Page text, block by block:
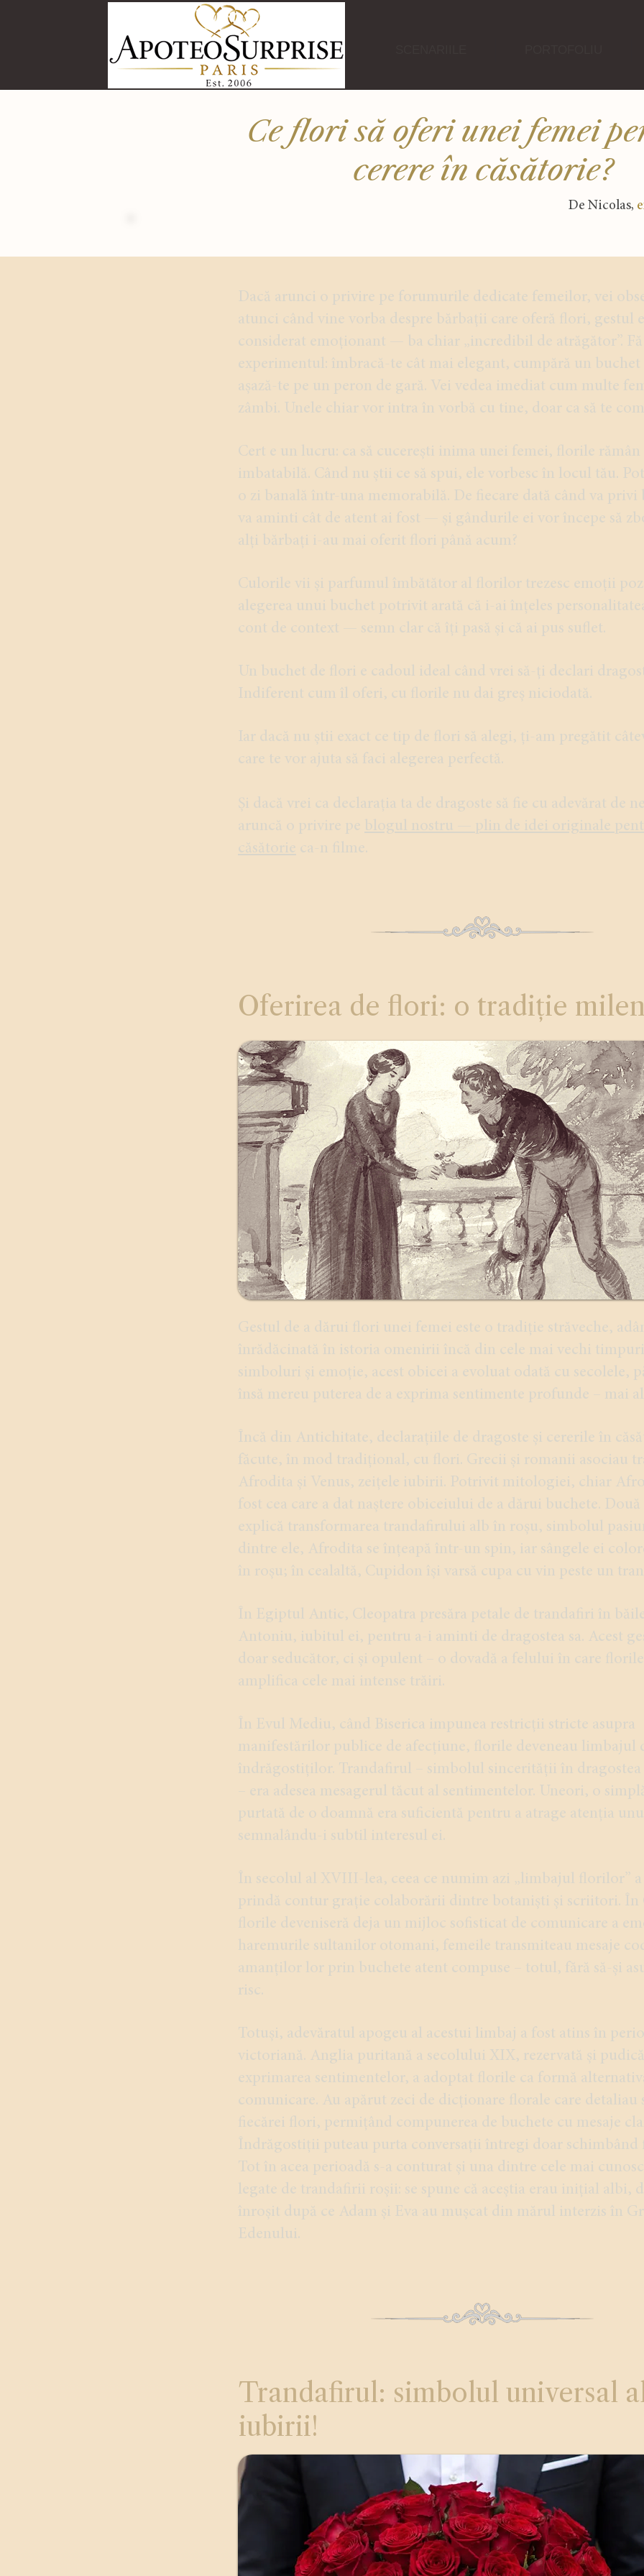
Ce flori să oferi unei femei
cerere în căsătorie?
De Nicolas,
Dacă arunci o privire pe forumurile dedicate femeilor, vei
atunci când vine vorba despre bărbații care oferă flori, gestul
considerat emoționant — ba chiar „incredibil de atrăgător”.
experimentul: îmbracă-te cât mai elegant, cumpără un
așază-te pe un peron de gară. Vei vedea imediat cum multe
zâmbi. Unele chiar vor intra în vorbă cu tine, doar ca să te
Cert e un lucru: ca să cucerești inima unei femei, florile rămân
imbatabilă. Când nu știi ce să spui, ele vorbesc în locul tău.
o zi banală într-una memorabilă. De fiecare dată când va
va aminti cât de atent ai fost — și gândurile ei vor începe să
alți bărbați i-au mai oferit flori până acum?
Culorile vii și parfumul îmbătător al florilor trezesc emoții
alegerea unui buchet potrivit arată că i-ai înțeles
cont de context — semn clar că îți pasă și că ai pus suflet.
Un buchet de flori e cadoul ideal când vrei să-ți declari
Indiferent cum îl oferi, cu florile nu dai greș niciodată.
Iar dacă nu știi exact ce tip de flori să alegi, ți-am pregătit
care te vor ajuta să faci alegerea perfectă.
Și dacă vrei ca declarația ta de dragoste să fie cu adevărat de
aruncă o privire pe blogul nostru — plin de idei originale
căsătorie ca-n filme.
Oferirea de flori: o tradiție
Gestul de a dărui flori unei femei este o tradiție străveche,
înrădăcinată în istoria omenirii încă din cele mai vechi
simboluri și emoție, acest obicei a evoluat odată cu secolele,
însă mereu puterea de a exprima sentimente profunde – mai
Încă din Antichitate, declarațiile de dragoste și cererile în
făcute, în mod tradițional, cu flori. Grecii și romanii asociau
Afrodita și Venus, zeițele iubirii. Potrivit mitologiei, chiar
fost cea care a dat naștere obiceiului de a dărui buchete.
explică transformarea trandafirului alb în roșu, simbolul
dintre ele, Afrodita se înțeapă într-un spin, iar sângele ei
în roșu; în cealaltă, Cupidon își varsă cupa cu vin peste un
În Egiptul Antic, Cleopatra presăra petale de trandafiri în
Antoniu, iubitul ei, pentru a-i aminti de dragostea sa. Acest
doar seducător, ci și opulent – o dovadă a felului în care
amplifica cele mai intense trăiri.
În Evul Mediu, când Biserica impunea restricții stricte asupra
manifestărilor publice de afecțiune, florile deveneau limbajul
îndrăgostiților. Trandafirul – simbolul sincerității în dragostea
– era adesea mesagerul tăcut al sentimentelor. Uneori, o
purtată de o doamnă era suficientă pentru a atrage atenția
semnalându-i subtil interesul ei.
În secolul al XVIII-lea, ceea ce numim azi „limbajul florilor” a
prindă contur grație colaborării dintre botaniști și scriitori. În
florile deveniseră deja un mijloc sofisticat de comunicare a
haremurile sultanilor otomani, femeile transmiteau mesaje
amanților lor prin buchete atent compuse – totul, fără să-și
risc.
Totuși, adevăratul apogeu al acestui limbaj a fost atins în
victoriană. Anglia puritană a secolului XIX, rezervată și
exprimarea sentimentelor, a adoptat florile ca formă
comunicare. Au apărut zeci de dicționare florale care detaliau
fiecărei flori, permițând compunerea de buchete cu mesaje
Îndrăgostiții puteau purta conversații întregi doar schimbând
Tot în acea perioadă s-a conturat și una dintre cele mai
legate de trandafirii roșii: se spune că aceștia erau inițial albi,
înroșit după ce Adam și Eva au mușcat din mărul interzis în
Edenului.
Trandafirul: simbolul universal
iubirii!